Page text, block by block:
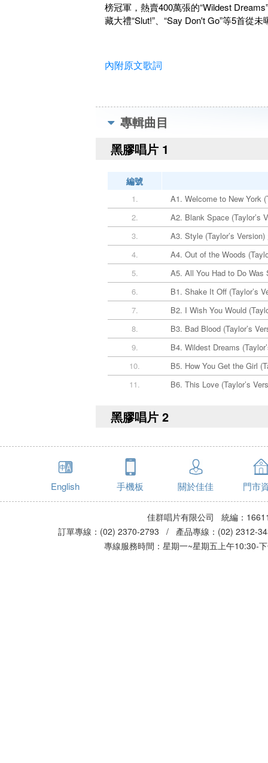
榜冠軍，熱賣400萬張的“Wildest
藏大禮“Slut!”、“Say Don't Go”等5首從
內附原文歌詞
專輯曲目
黑膠唱片 1
編號
1.
A1. Welcome to New York
2.
A2. Blank Space (Taylor’s
3.
A3. Style (Taylor’s Version)
4.
A4. Out of the Woods
5.
A5. All You Had to Do Was
6.
B1. Shake It Off (Taylor’s
7.
B2. I Wish You Would
8.
B3. Bad Blood (Taylor’s
9.
B4. Wildest Dreams
10.
B5. How You Get the Girl
11.
B6. This Love (Taylor’s
黑膠唱片 2
English 手機板 關於佳佳 門市
佳群唱片有限公司 統編：
訂單專線：(02) 2370-2793 / 產品專線：(02)
專線服務時間：星期一~星期五上午10:30-